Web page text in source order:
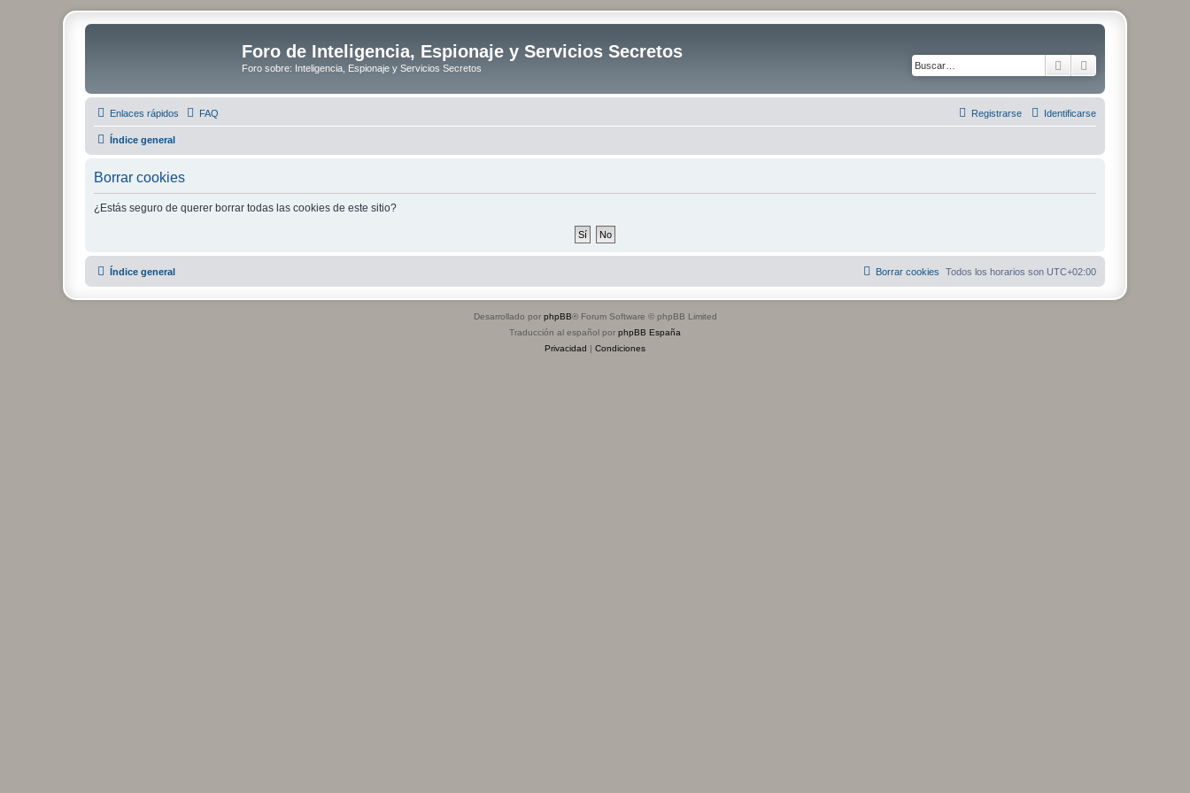
Foro de Inteligencia, Espionaje y Servicios Secretos
Foro sobre: Inteligencia, Espionaje y Servicios Secretos Buscar
Enlaces rápidos FAQ Identificarse
Registrarse
Índice general
Borrar cookies
¿Estás seguro de querer borrar todas las cookies de este sitio?
Índice general Todos los horarios son UTC+02:00
Borrar cookies
Desarrollado por phpBB® Forum Software © phpBB Limited
Traducción al español por phpBB España
Privacidad | Condiciones